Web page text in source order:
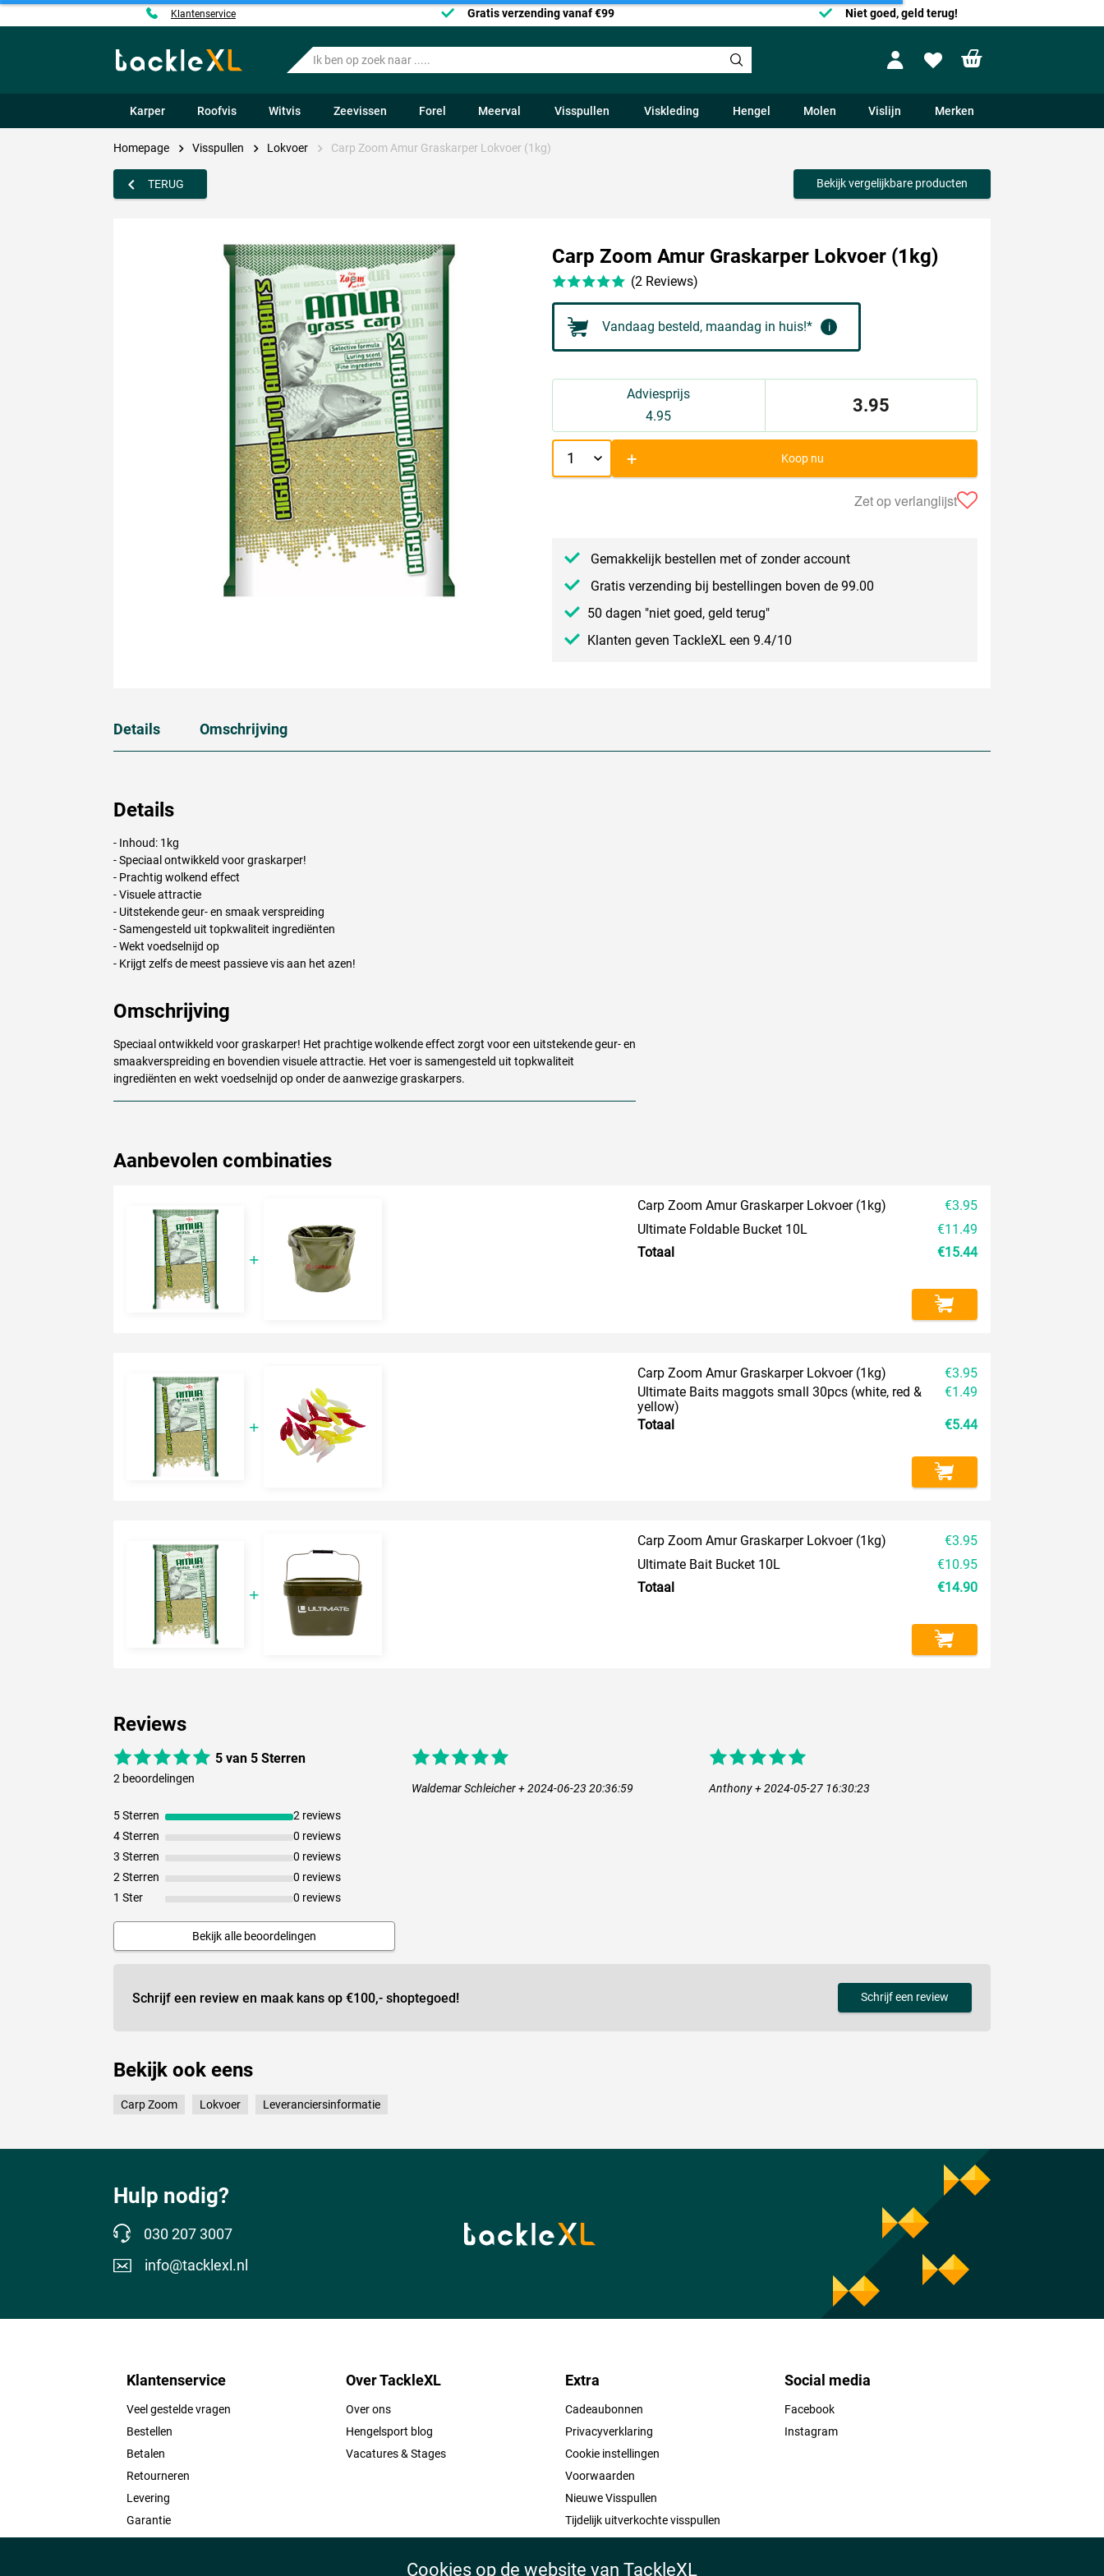
Klantenservice Gratis verzending vanaf €99 Niet goed, geld terug!
Ik
ben
naar
.....
ProfileWishlist
Karper Roofvis Witvis Zeevissen Forel Meerval Visspullen Viskleding Hengel Molen Vislijn Merken
Homepage Visspullen Lokvoer Carp Zoom Amur Graskarper Lokvoer (1kg)
TERUG Bekijk vergelijkbare producten
Carp Zoom Amur Graskarper Lokvoer (1kg)
(2 Reviews)
Vandaag besteld, maandag in huis!* i
Adviesprijs
4.95
3.95
+ Koop nu
Zet op verlanglijst
Gemakkelijk bestellen met of zonder account
Gratis verzending bij bestellingen boven de 99.00
50 dagen "niet goed, geld terug"
Klanten geven TackleXL een 9.4/10
Details Omschrijving
Details
- Inhoud: 1kg
- Speciaal ontwikkeld voor graskarper!
- Prachtig wolkend effect
- Visuele attractie
- Uitstekende geur- en smaak verspreiding
- Samengesteld uit topkwaliteit ingrediënten
- Wekt voedselnijd op
- Krijgt zelfs de meest passieve vis aan het azen!
Omschrijving
Speciaal ontwikkeld voor graskarper! Het prachtige wolkende effect zorgt voor een uitstekende geur- en
smaakverspreiding en bovendien visuele attractie. Het voer is samengesteld uit topkwaliteit
ingrediënten en wekt voedselnijd op onder de aanwezige graskarpers.
Aanbevolen combinaties
Carp Zoom Amur Graskarper Lokvoer (1kg)
€3.95
Ultimate Foldable Bucket 10L
€11.49
Totaal
€15.44
Carp Zoom Amur Graskarper Lokvoer (1kg)
€3.95
Ultimate Baits maggots small 30pcs (white, red &
yellow)
€1.49
Totaal €5.44
Carp Zoom Amur Graskarper Lokvoer (1kg)
€3.95
Ultimate Bait Bucket 10L
€10.95
Totaal
€14.90
Reviews
5 van 5 Sterren
2 beoordelingen
5 Sterren
2 reviews
4 Sterren
0 reviews
3 Sterren
0 reviews
2 Sterren
0 reviews
1 Ster
0 reviews
Bekijk alle beoordelingen
Waldemar Schleicher + 2024-06-23 20:36:59 Anthony + 2024-05-27 16:30:23
Schrijf een review en maak kans op €100,- shoptegoed! Schrijf een review
Bekijk ook eens
Carp Zoom Lokvoer Leveranciersinformatie
Hulp nodig?
030 207 3007
info@tacklexl.nl
Klantenservice
Veel gestelde vragen
Bestellen
Betalen
Retourneren
Levering
Garantie
Over TackleXL
Over ons
Hengelsport blog
Vacatures & Stages
Extra
Cadeaubonnen
Privacyverklaring
Cookie instellingen
Voorwaarden
Nieuwe Visspullen
Tijdelijk uitverkochte visspullen
Social media
Facebook
Instagram
Cookies op de website van TackleXL